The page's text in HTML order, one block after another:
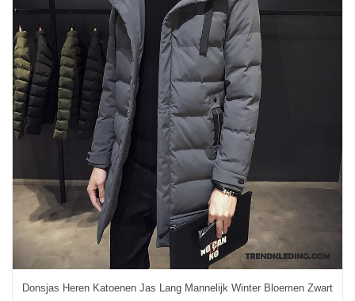
Donsjas Heren Katoenen Jas Lang Mannelijk Winter Bloemen Zwart